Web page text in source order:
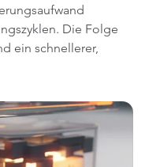
Die Folge
ein schnellerer,